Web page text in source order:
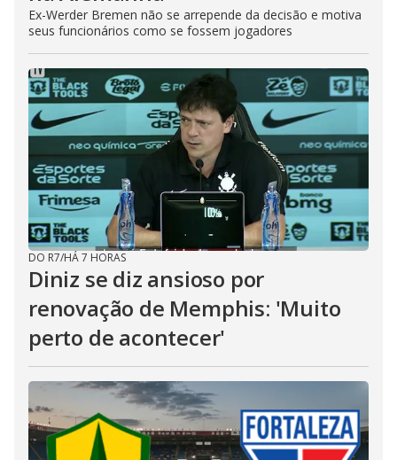
Ex-Werder Bremen não se arrepende da decisão e motiva
seus funcionários como se fossem jogadores
DO R7/HÁ 7 HORAS
Diniz se diz ansioso por
renovação de Memphis: 'Muito
perto de acontecer'